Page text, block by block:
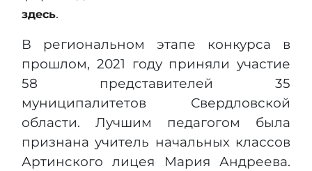
здесь.​
В региональном этапе конкурса в
прошлом, 2021 году приняли участие
58 представителей 35
муниципалитетов Свердловской
области. Лучшим педагогом была
признана учитель начальных классов
Артинского лицея Мария Андреева.